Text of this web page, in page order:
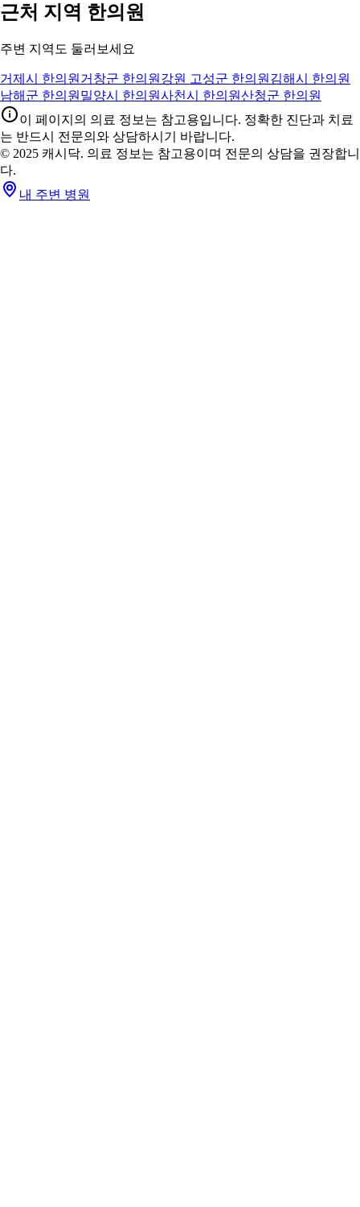
근처 지역 한의원
주변 지역도 둘러보세요
거제시 한의원 거창군 한의원 강원 고성군 한의원 김해시 한의원
남해군 한의원 밀양시 한의원사천시 한의원산청군 한의원
이 페이지의 의료 정보는 참고용입니다. 정확한 진단과 치료
는 반드시 전문의와 상담하시기 바랍니다.
© 2025 캐시닥. 의료 정보는 참고용이며 전문의 상담을 권장합니
다.
내 주변 병원